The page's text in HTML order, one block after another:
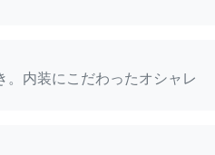
内装にこだわったオシャレ